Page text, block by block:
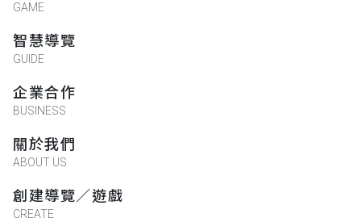
2022-08-18 11:34:31
王紫涵
GAME
智慧導覽
GUIDE
企業合作
BUSINESS
關於我們
ABOUT US
創建導覽／遊戲
CREATE